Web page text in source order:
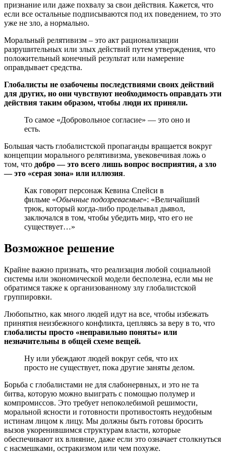
признание или даже похвалу за свои действия. Кажется, что
если все остальные подписываются под их поведением, то это
уже не зло, а нормально.
Моральный релятивизм – это акт рационализации
разрушительных или злых действий путем утверждения, что
положительный конечный результат или намерение
оправдывает средства.
Глобалисты не озабочены последствиями своих действий
для других, но они чувствуют необходимость оправдать эти
действия таким образом, чтобы люди их приняли.
То самое «Добровольное согласие» — это оно и
есть.
Большая часть глобалистской пропаганды вращается вокруг
концепции морального релятивизма, увековечивая ложь о
том, что добро — это всего лишь вопрос восприятия, а зло
— это «серая зона» или иллюзия.
Как говорит персонаж Кевина Спейси в
фильме «Обычные подозреваемые»: «Величайший
трюк, который когда-либо проделывал дьявол,
заключался в том, чтобы убедить мир, что его не
существует…»
Возможное решение
Крайне важно признать, что реализация любой социальной
системы или экономической модели бесполезна, если мы не
обратимся также к организованному злу глобалистской
группировки.
Любопытно, как много людей идут на все, чтобы избежать
принятия неизбежного конфликта, цепляясь за веру в то, что
глобалисты просто «неправильно поняты» или
незначительны в общей схеме вещей.
Ну или убеждают людей вокруг себя, что их
просто не существует, пока другие заняты делом.
Борьба с глобалистами не для слабонервных, и это не та
битва, которую можно выиграть с помощью полумер и
компромиссов. Это требует непоколебимой решимости,
моральной ясности и готовности противостоять неудобным
истинам лицом к лицу. Мы должны быть готовы бросить
вызов укоренившимся структурам власти, которые
обеспечивают их влияние, даже если это означает столкнуться
с насмешками, остракизмом или чем похуже.